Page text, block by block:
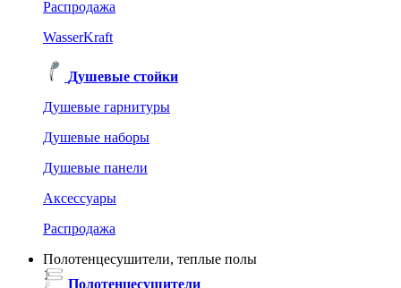
Распродажа
WasserKraft
Душевые стойки
Душевые гарнитуры
Душевые наборы
Душевые панели
Аксессуары
Распродажа
Полотенцесушители, теплые полы
Полотенцесушители